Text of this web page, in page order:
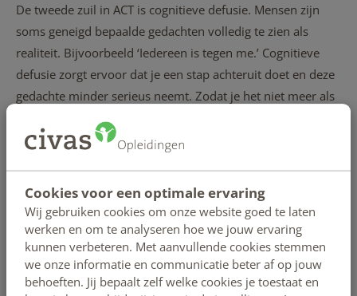
Cookies voor een optimale ervaring
Wij gebruiken cookies om onze website goed te laten
werken en om te analyseren hoe we jouw ervaring
kunnen verbeteren. Met aanvullende cookies stemmen
we onze informatie en communicatie beter af op jouw
behoeften. Jij bepaalt zelf welke cookies je toestaat en
De tweede zuil in ACT is cognitieve defusie. Mensen zijn
soms geneigd bepaalde gedachten volledig te zien als
realiteit. Bijvoorbeeld ‘Iedereen is tegen me.’ Cognitieve
defusie zorgt ervoor dat je een stap achteruit doet en deze
gedachte minder serieus neemt. Zodat je het niet meer als
dé waarheid ziet. Paul: “Door een ander perspectief aan te
nemen kun je de ‘realiteit’ relativeren. De negatieve emotie
emotie bij me op’.”
3. Acceptatie
De naam zegt het al: bij ACT therapie draait veel om